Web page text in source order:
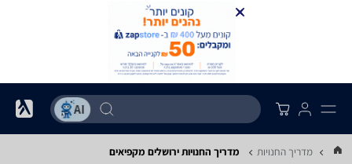
מדריך החנויות מדריך החנויות ‏ירושלים ‏מקפיאים